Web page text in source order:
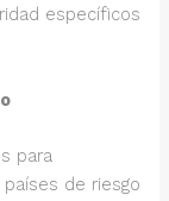
específicos
para
de riesgo